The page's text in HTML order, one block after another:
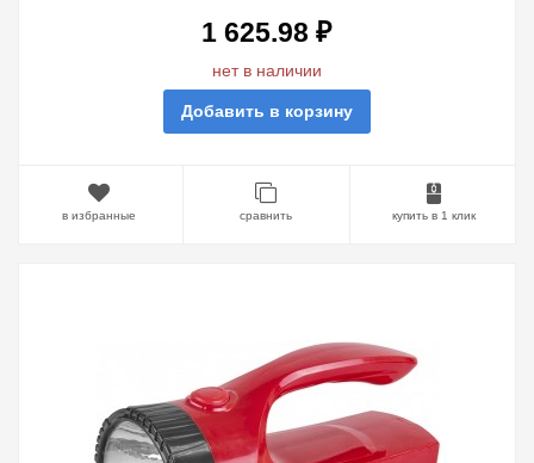
1 625.98 ₽
нет в наличии
Добавить в корзину
в избранные сравнить купить в 1 клик